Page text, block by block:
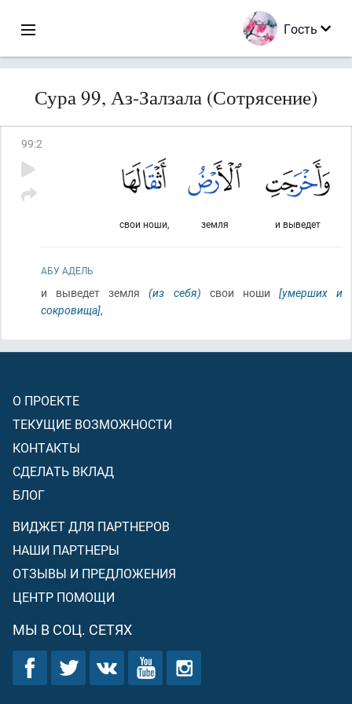
Гость
Сура 99, Аз-Залзала (Сотрясение)
99:2
и выведет
земля
свои ноши,
АБУ АДЕЛЬ
и выведет земля(из себя) свои ноши [умерших и
сокровища],
О ПРОЕКТЕ
ТЕКУЩИЕ ВОЗМОЖНОСТИ
КОНТАКТЫ
СДЕЛАТЬ ВКЛАД
БЛОГ
ВИДЖЕТ ДЛЯ ПАРТНЕРОВ
НАШИ ПАРТНЕРЫ
ОТЗЫВЫ И ПРЕДЛОЖЕНИЯ
ЦЕНТР ПОМОЩИ
МЫ В СОЦ. СЕТЯХ